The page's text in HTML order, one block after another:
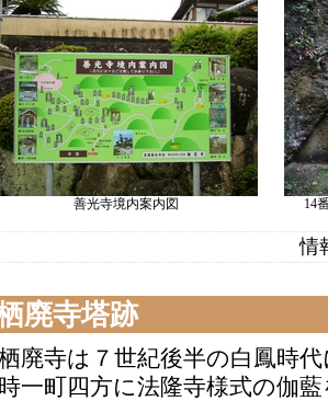
善光寺境内案内図 14
情
廃寺塔跡
廃寺は７世紀後半の白鳳時
一町四方に法隆寺様式の伽